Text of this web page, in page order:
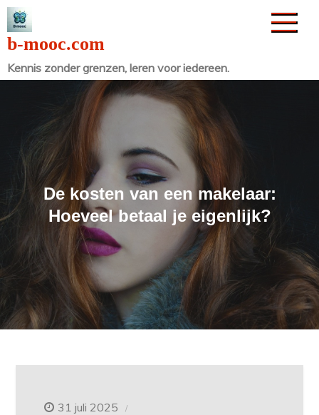
Naar
de
inhoud
gaan
b-mooc.com
Kennis zonder grenzen, leren voor iedereen.
De kosten van een makelaar:
Hoeveel betaal je eigenlijk?
31 juli 2025